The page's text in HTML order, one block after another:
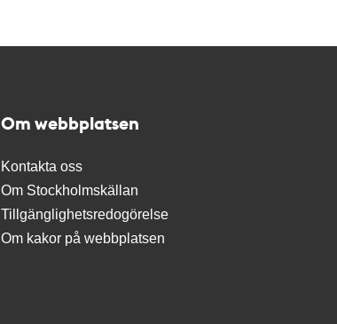
Om webbplatsen
Kontakta oss
Om Stockholmskällan
Tillgänglighetsredogörelse
Om kakor på webbplatsen